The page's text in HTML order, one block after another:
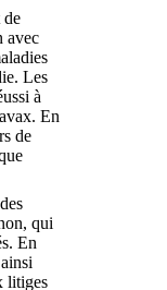
de
avec
Les
à
En
de
qui
En
litiges